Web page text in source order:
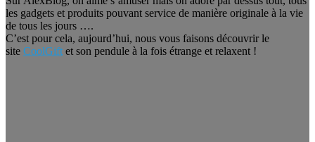
les gadgets et produits pouvant service de manière originale à la vie
de tous les jours ….
C’est pour cela, aujourd’hui, nous vous faisons découvrir le
site CoolGift et son pendule à la fois étrange et relaxent !